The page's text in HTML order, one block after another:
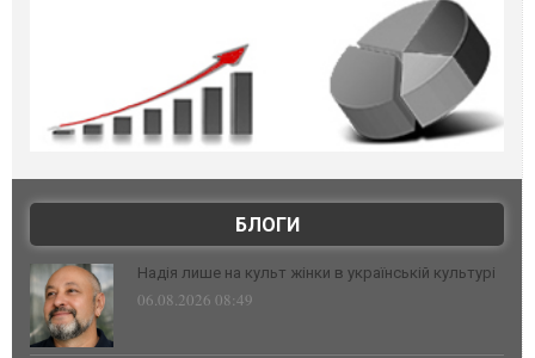
БЛОГИ
Надія лише на культ жінки в українській культурі
06.08.2026 08:49